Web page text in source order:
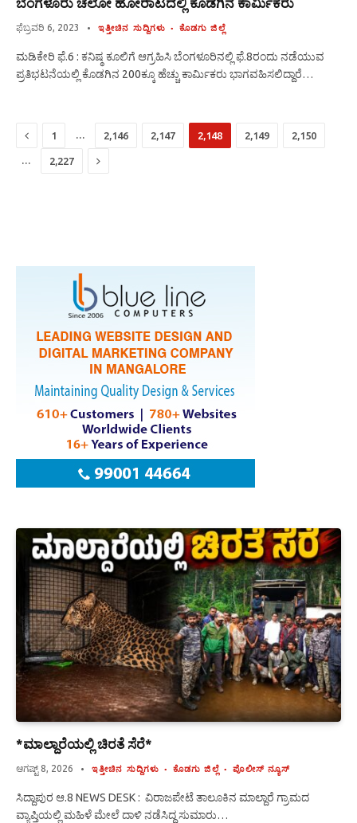
ಬೆಂಗಳೂರು ಚಲೋ ಹೋರಾಟದಲ್ಲಿ ಕೊಡಗಿನ ಕಾರ್ಮಿಕರು
ಫೆಬ್ರವರಿ 6, 2023 ಇತ್ತೀಚಿನ ಸುದ್ದಿಗಳು ಕೊಡಗು ಜಿಲ್ಲೆ
ಮಡಿಕೇರಿ ಫೆ.6 : ಕನಿಷ್ಠ ಕೂಲಿಗೆ ಆಗ್ರಹಿಸಿ ಬೆಂಗಳೂರಿನಲ್ಲಿ ಫೆ.8ರಂದು ನಡೆಯುವ
ಪ್ರತಿಭಟನೆಯಲ್ಲಿ ಕೊಡಗಿನ 200ಕ್ಕೂ ಹೆಚ್ಚು ಕಾರ್ಮಿಕರು ಭಾಗವಹಿಸಲಿದ್ದಾರೆ…
Previous
1 … 2,146 2,147 2,148 2,149 2,150
… 2,227 Next
*ಮಾಲ್ದಾರೆಯಲ್ಲಿ ಚಿರತೆ ಸೆರೆ*
ಆಗಷ್ಟ್ 8, 2026 ಇತ್ತೀಚಿನ ಸುದ್ದಿಗಳು ಕೊಡಗು ಜಿಲ್ಲೆ ಪೊಲೀಸ್ ನ್ಯೂಸ್
ಸಿದ್ದಾಪುರ ಆ.8 NEWS DESK : ವಿರಾಜಪೇಟೆ ತಾಲೂಕಿನ ಮಾಲ್ದಾರೆ ಗ್ರಾಮದ
ವ್ಯಾಪ್ತಿಯಲ್ಲಿ ಮಹಿಳೆ ಮೇಲೆ ದಾಳಿ ನಡೆಸಿದ್ದ ಸುಮಾರು…